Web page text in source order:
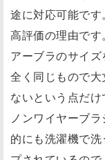
途に対応可能で
高評価の理由です。
アーブラのサイ
全く同じもので
ないという点だけ
ノンワイヤーブ
的にも洗濯機で